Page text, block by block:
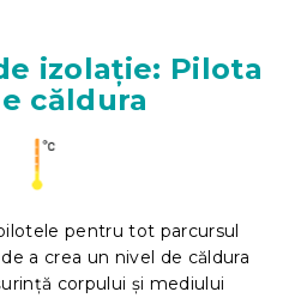
izolație: Pilota
căldura
pentru tot parcursul
a crea un nivel de căldura
corpului și mediului